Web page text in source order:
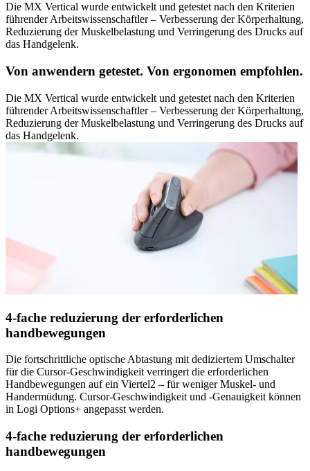
Die MX Vertical wurde entwickelt und getestet nach den Kriterien
führender Arbeitswissenschaftler – Verbesserung der Körperhaltung,
Reduzierung der Muskelbelastung und Verringerung des Drucks auf
das Handgelenk.
Von anwendern getestet. Von ergonomen empfohlen.
Die MX Vertical wurde entwickelt und getestet nach den Kriterien
führender Arbeitswissenschaftler – Verbesserung der Körperhaltung,
Reduzierung der Muskelbelastung und Verringerung des Drucks auf
das Handgelenk.
4-fache reduzierung der erforderlichen
handbewegungen
Die fortschrittliche optische Abtastung mit dediziertem Umschalter
für die Cursor-Geschwindigkeit verringert die erforderlichen
Handbewegungen auf ein Viertel2 – für weniger Muskel- und
Handermüdung. Cursor-Geschwindigkeit und -Genauigkeit können
in Logi Options+ angepasst werden.
4-fache reduzierung der erforderlichen
handbewegungen